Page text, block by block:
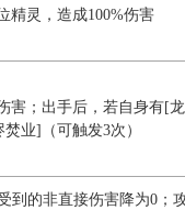
精灵，造成100%伤害
害；出手后，若自身有[
焚业]（可触发3次）
到的非直接伤害降为0；